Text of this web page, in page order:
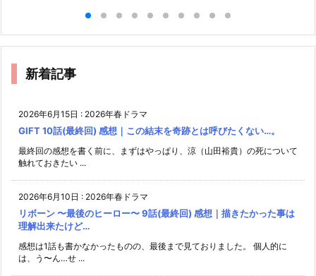
新着記事
2026年6月15日 : 2026年春ドラマ
GIFT 10話(最終回) 感想｜この結末を奇跡とは呼びたくない…。
最終回の感想を書く前に、まずはやっぱり、涼（山田裕貴）の死について
触れておきたい ...
2026年6月10日 : 2026年春ドラマ
リボーン 〜最後のヒーロー〜 9話(最終回) 感想｜描きたかった事は
理解出来たけど…
感想は1話も書かなかったものの、最後まで見ておりました。 個人的に
は、う〜ん…せ ...